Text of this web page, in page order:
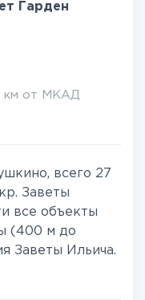
Гарден
км от МКАД
всего 27
Заветы
все объекты
(400 м до
Заветы Ильича.